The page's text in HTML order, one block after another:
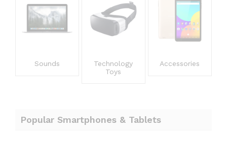
Sounds
Technology
Toys
Accessories
Popular Smartphones & Tablets